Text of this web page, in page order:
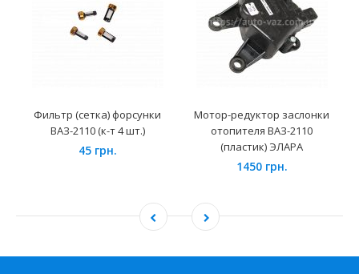
Фильтр (сетка) форсунки
ВАЗ-2110 (к-т 4 шт.)
45 грн.
Мотор-редуктор заслонки
отопителя ВАЗ-2110
(пластик) ЭЛАРА
1450 грн.